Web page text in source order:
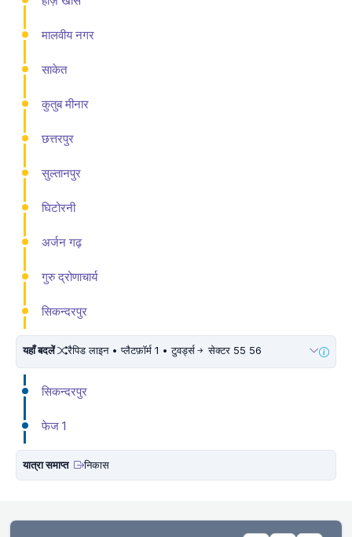
मालवीय नगर
साकेत
कुतुब मीनार
छत्तरपुर
सुल्तानपुर
घिटोरनी
अर्जन गढ़
गुरु द्रोणाचार्य
सिकन्दरपुर
यहाँ बदलें रैपिड लाइन • प्लैटफ़ॉर्म 1 • टुवर्ड्स सेक्टर 55 56
सिकन्दरपुर
फेज 1
यात्रा समाप्त निकास